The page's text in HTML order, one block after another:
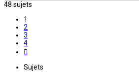
48 sujets
1
2
3
4
Sujets